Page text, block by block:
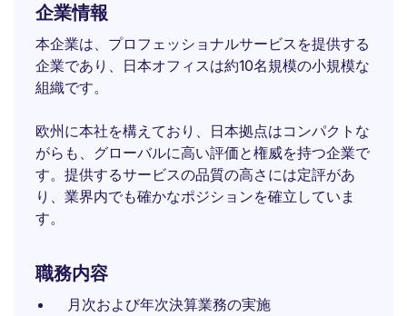
企業情報
本企業は、プロフェッショナルサービスを提供する
企業であり、日本オフィスは約10名規模の小規模な
組織です。
欧州に本社を構えており、日本拠点はコンパクトな
がらも、グローバルに高い評価と権威を持つ企業で
す。提供するサービスの品質の高さには定評があ
り、業界内でも確かなポジションを確立していま
す。
職務内容
月次および年次決算業務の実施